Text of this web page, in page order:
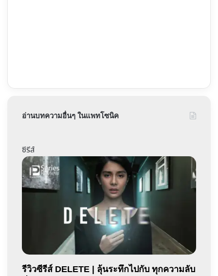
อ่านบทความอื่นๆ ในแพทโซนิค
ซีรีส์
รีวิวซีรีส์ DELETE | ลุ้นระทึกไปกับ ทุกความลับ